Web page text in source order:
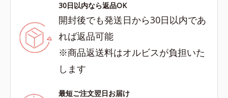
30日以内なら返品OK
開封後でも発送日から30日以内であ
れば返品可能
※商品返送料はオルビスが負担いた
します
最短ご注文翌日お届け